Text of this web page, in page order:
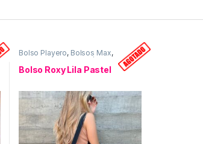
Bolso Playero, Bolsos Max,
Matelasse
Mochilas / bolsos
Bolso Roxy Lila Pastel